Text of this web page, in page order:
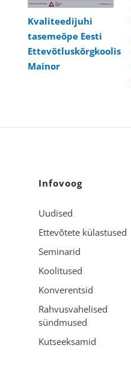
Kvaliteedijuhi
tasemeõpe Eesti
Ettevõtluskõrgkoolis
Mainor
Infovoog
Uudised
Ettevõtete külastused
Seminarid
Koolitused
Konverentsid
Rahvusvahelised
sündmused
Kutseeksamid